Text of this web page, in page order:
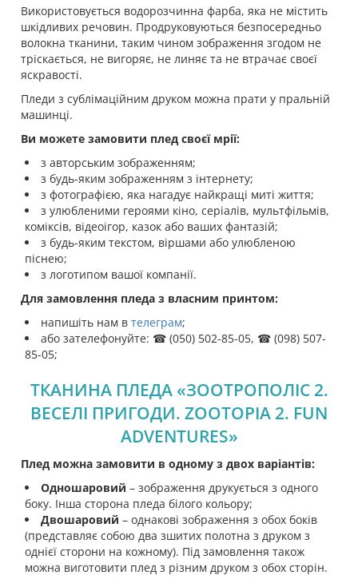
Використовується водорозчинна фарба, яка не містить
шкідливих речовин. Продруковуються безпосередньо
волокна тканини, таким чином зображення згодом не
тріскається, не вигоряє, не линяє та не втрачає своєї
яскравості.
Пледи з сублімаційним друком можна прати у пральній
машинці.
Ви можете замовити плед своєї мрії:
з авторським зображенням;
з будь-яким зображенням з інтернету;
з фотографією, яка нагадує найкращі миті життя;
з улюбленими героями кіно, серіалів, мультфільмів,
коміксів, відеоігор, казок або ваших фантазій;
з будь-яким текстом, віршами або улюбленою
піснею;
з логотипом вашої компанії.
Для замовлення пледа з власним принтом:
напишіть нам в телеграм;
або зателефонуйте: ☎ (050) 502-85-05, ☎ (098) 507-
85-05;
ТКАНИНА ПЛЕДА «ЗООТРОПОЛІС 2.
ВЕСЕЛІ ПРИГОДИ. ZOOTOPIA 2. FUN
ADVENTURES»
Плед можна замовити в одному з двох варіантів:
Одношаровий – зображення друкується з одного
боку. Інша сторона пледа білого кольору;
Двошаровий – однакові зображення з обох боків
(представляє собою два зшитих полотна з друком з
однієї сторони на кожному). Під замовлення також
можна виготовити плед з різним друком з обох сторін.